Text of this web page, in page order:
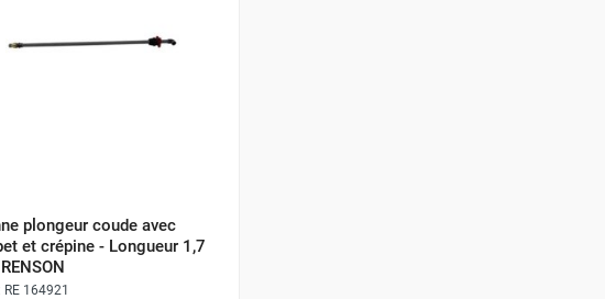
plongeur coude avec
et crépine - Longueur 1,7
RE 164921